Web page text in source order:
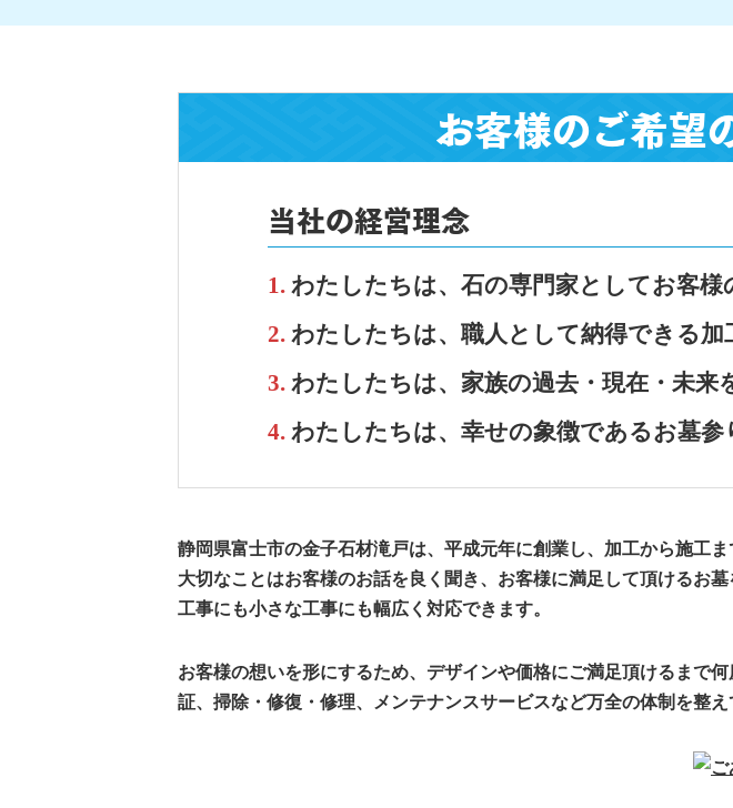
お客様のご希望
当社の経営理念
わたしたちは、石の専門家としてお客様
わたしたちは、職人として納得できる加
わたしたちは、家族の過去・現在・未来
わたしたちは、幸せの象徴であるお墓参
静岡県富士市の金子石材滝戸は、平成元年に創業し、加工から施工
大切なことはお客様のお話を良く聞き、お客様に満足して頂けるお
工事にも小さな工事にも幅広く対応できます。
お客様の想いを形にするため、デザインや価格にご満足頂けるまで
証、掃除・修復・修理、メンテナンスサービスなど万全の体制を整